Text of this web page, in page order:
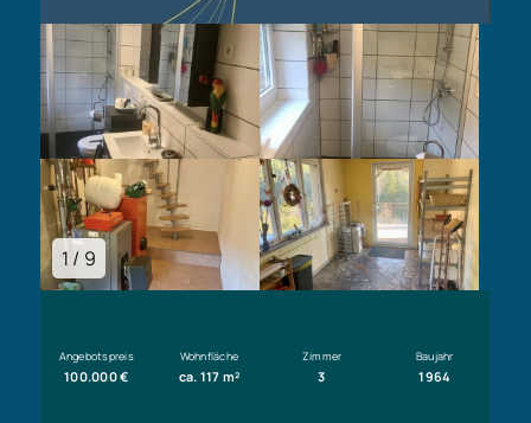
1 / 9
Angebotspreis
100.000 €
Wohnfläche
ca. 117 m²
Zimmer
3
Baujahr
1964